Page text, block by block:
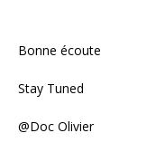
Bonne écoute
Stay Tuned
@Doc Olivier